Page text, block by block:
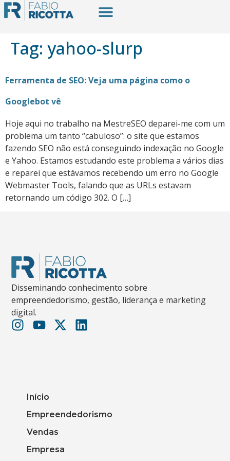
Tag: yahoo-slurp
Ferramenta de SEO: Veja uma página como o
Googlebot vê
Hoje aqui no trabalho na MestreSEO deparei-me com um
problema um tanto “cabuloso”: o site que estamos
fazendo SEO não está conseguindo indexação no Google
e Yahoo. Estamos estudando este problema a vários dias
e reparei que estávamos recebendo um erro no Google
Webmaster Tools, falando que as URLs estavam
retornando um código 302. O […]
Disseminando conhecimento sobre
empreendedorismo, gestão, liderança e marketing
digital.
Início
Empreendedorismo
Vendas
Empresa